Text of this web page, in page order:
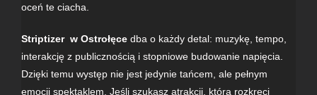
oceń te ciacha.
Striptizer w Ostrołęcedba o każdy detal: muzykę, tempo,
interakcję z publicznością i stopniowe budowanie napięcia.
Dzięki temu występ nie jest jedynie tańcem, ale pełnym
emocji spektaklem. Jeśli szukasz atrakcji, która rozkręci